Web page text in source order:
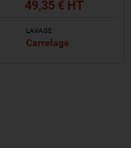
49,35 € HT
LAVAGE
Carrelage